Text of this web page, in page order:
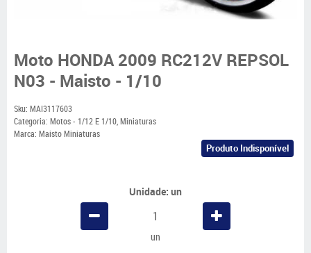
Moto HONDA 2009 RC212V REPSOL
N03 - Maisto - 1/10
Sku: MAI3117603
Categoria: Motos - 1/12 E 1/10,Miniaturas
Marca: Maisto Miniaturas
Produto Indisponível
Unidade: un
un